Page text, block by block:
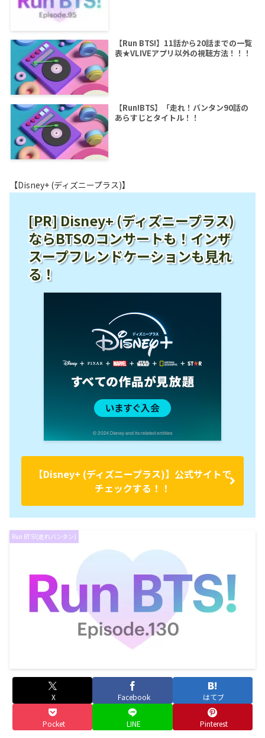
【Run BTS!】11話から20話までの一覧
表★VLIVEアプリ以外の視聴方法！！！
【Run!BTS】「走れ！バンタン90話の
あらすじとタイトル！！
【Disney+ (ディズニープラス)】
[PR] Disney+ (ディズニープラス)
ならBTSのコンサートも！インザ
スープフレンドケーションも見れ
る！
【Disney+ (ディズニープラス)】公式サイトで
チェックする！！
Run BTS!(走れバンタン)
X Facebook はてブ
Pocket LINE Pinterest